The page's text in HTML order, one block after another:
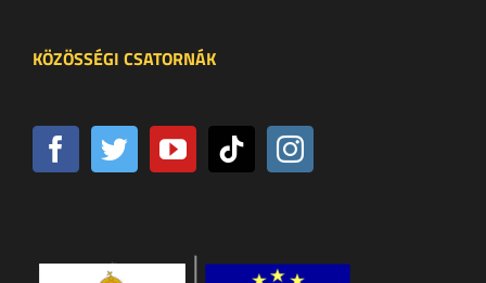
KÖZÖSSÉGI CSATORNÁK